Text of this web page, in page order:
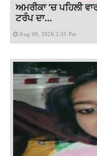
ਅਮਰੀਕਾ ‘ਚ ਪਹਿਲੀ
ਟਰੰਪ ਦਾ...
Aug 09, 2026 2:31 Pm